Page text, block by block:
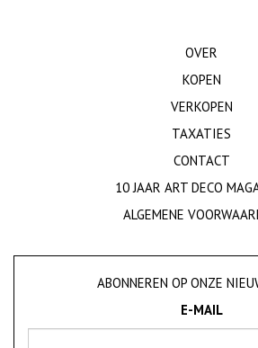
OVER
KOPEN
VERKOPEN
TAXATIES
CONTACT
10 JAAR ART DECO
ALGEMENE
ABONNEREN OP ONZE
E-MAIL